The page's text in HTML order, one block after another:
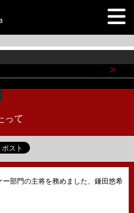
>
って
部門の主将を務めました、鎌田悠希